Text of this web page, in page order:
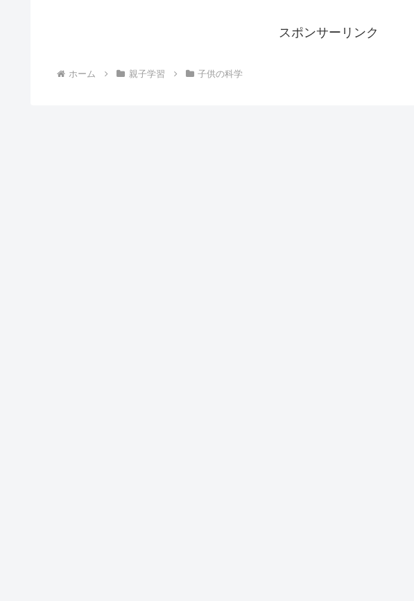
スポンサーリンク
ホーム 親子学習 子供の科学